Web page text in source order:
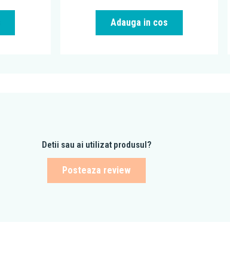
Adauga in cos
Detii sau ai utilizat produsul?
Posteaza review